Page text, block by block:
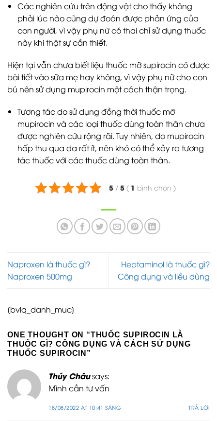
Các nghiên cứu trên động vật cho thấy không
phải lúc nào cũng dự đoán được phản ứng của
con người, vì vậy phụ nữ có thai chỉ sử dụng thuốc
này khi thật sự cần thiết.
Hiện tại vẫn chưa biết liệu thuốc mỡ supirocin có được
bài tiết vào sữa mẹ hay không, vì vậy phụ nữ cho con
bú nên sử dụng mupirocin một cách thận trọng.
Tương tác do sử dụng đồng thời thuốc mỡ
mupirocin và các loại thuốc dùng toàn thân chưa
được nghiên cứu rộng rãi. Tuy nhiên, do mupirocin
hấp thu qua da rất ít, nên khó có thể xảy ra tương
tác thuốc với các thuốc dùng toàn thân.
5 / 5 ( 1 bình chọn )
Naproxen là thuốc gì?
Naproxen 500mg
Heptaminol là thuốc gì?
Công dụng và liều dùng
[bvlq_danh_muc]
ONE THOUGHT ON “THUỐC SUPIROCIN LÀ
THUỐC GÌ? CÔNG DỤNG VÀ CÁCH SỬ DỤNG
THUỐC SUPIROCIN ”
Thúy Châusays:
Mình cần tư vấn
18/08/2022 AT 10:41 SÁNG TRẢ LỜI